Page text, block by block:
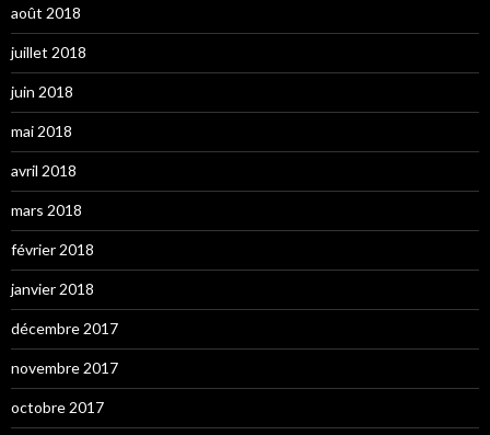
août 2018
juillet 2018
juin 2018
mai 2018
avril 2018
mars 2018
février 2018
janvier 2018
décembre 2017
novembre 2017
octobre 2017